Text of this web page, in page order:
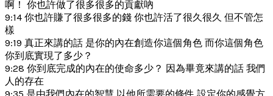
啊！ 你也許做了很多很多的貢獻吶
9:14 你也許賺了很多很多的錢 你也許活了很久很久 但不管怎
樣
9:19 真正來講的話 是你的內在創造你這個角色 而你這個角色
你到底實現了多少？
9:28 你到底完成的內在的使命多少？ 因為畢竟來講的話 我們
人的存在